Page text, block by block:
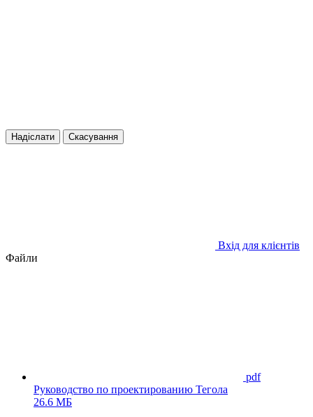
Надіслати Скасування
Вхід для клієнтів
Файли
pdf
Руководство по проектированию Тегола
26.6 МБ